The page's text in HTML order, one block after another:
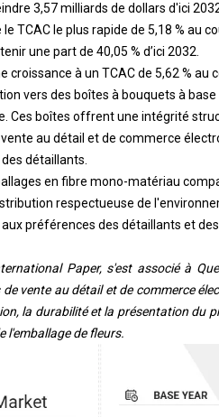
3,57 milliards de dollars d'ici
TCAC le plus rapide de 5,18 % au
une part de 40,05 % d’ici 2032.
croissance à un TCAC de 5,62 % au
vers des boîtes à bouquets à
Ces boîtes offrent une intégrité
au détail et de commerce
détaillants.
en fibre mono-matériau
respectueuse de
préférences des détaillants et
Paper, s'est associé à
vente au détail et de commerce
la durabilité et la présentation du
l'emballage de fleurs.